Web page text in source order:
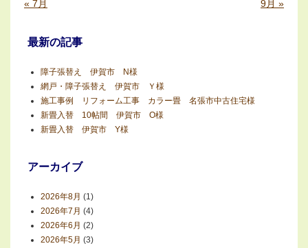
« 7月 9月 »
最新の記事
障子張替え 伊賀市 N様
網戸・障子張替え 伊賀市 Ｙ様
施工事例 リフォーム工事 カラー畳 名張市中古住宅様
新畳入替 10帖間 伊賀市 O様
新畳入替 伊賀市 Y様
アーカイブ
2026年8月 (1)
2026年7月 (4)
2026年6月 (2)
2026年5月 (3)